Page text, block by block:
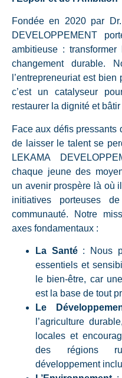
Fondée en 2020 par
DEVELOPPEMENT
ambitieuse :
changement durable.
l’entrepreneuriat est
c’est un catalyseur
restaurer la dignité et
Face aux défis pressants
de laisser le talent se
LEKAMA
chaque jeune des
un avenir prospère là où
initiatives porteuses
communauté. Notre
axes fondamentaux :
La Santé: Nous
essentiels et
le bien-être, car
est la base de tout
Le
l’agriculture
locales et
des régions
développement